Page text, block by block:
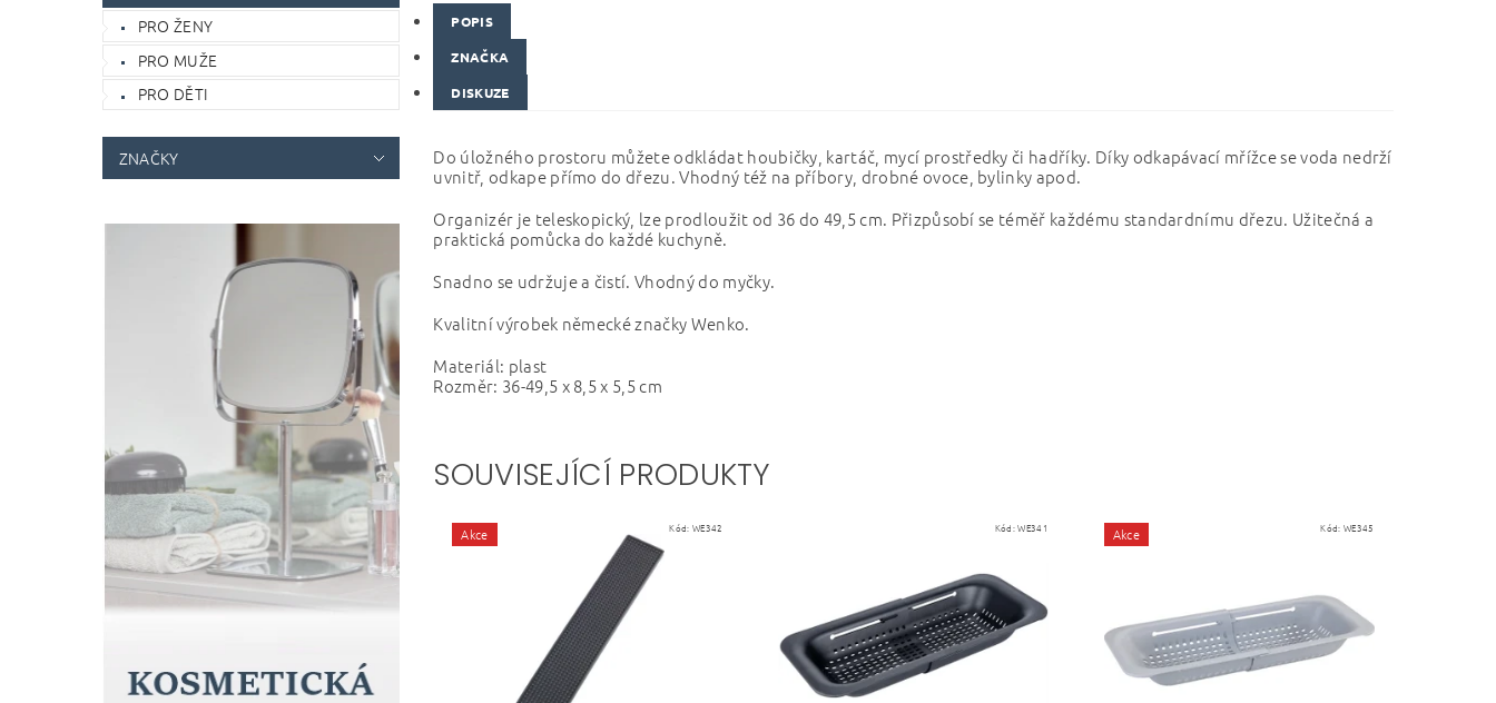
PRO ŽENY
PRO MUŽE
PRO DĚTI
ZNAČKY
POPIS
ZNAČKA
DISKUZE
Do úložného prostoru můžete odkládat houbičky, kartáč, mycí prostředky či hadříky. Díky odkapávací mřížce se voda nedrží
uvnitř, odkape přímo do dřezu. Vhodný též na příbory, drobné ovoce, bylinky apod.
Organizér je teleskopický, lze prodloužit od 36 do 49,5 cm. Přizpůsobí se téměř každému standardnímu dřezu. Užitečná a
praktická pomůcka do každé kuchyně.
Snadno se udržuje a čistí. Vhodný do myčky.
Kvalitní výrobek německé značky Wenko.
Materiál: plast
Rozměr: 36-49,5 x 8,5 x 5,5 cm
SOUVISEJÍCÍ PRODUKTY
Akce Kód: WE342 Kód:WE341 Akce Kód:WE345